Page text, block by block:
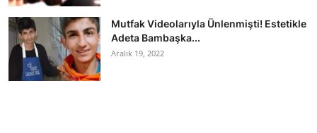
Mutfak Videolarıyla Ünlenmişti! Estetikle
Adeta Bambaşka...
Aralık 19, 2022